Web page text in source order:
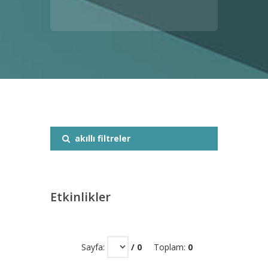
akıllı filtreler
Etkinlikler
Sayfa: / 0 Toplam: 0